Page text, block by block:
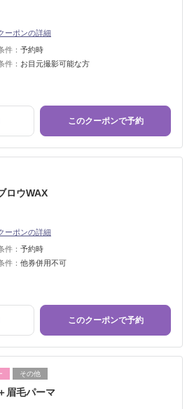
ーポンの詳細
件： 予約時
件： お目元撮影可能な方
このクーポンで予約
ロウWAX
ーポンの詳細
件： 予約時
件： 他券併用不可
このクーポンで予約
その他
眉毛パーマ